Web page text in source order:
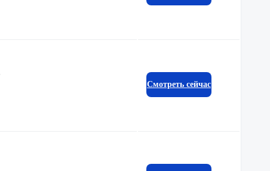
Смотреть сейчас